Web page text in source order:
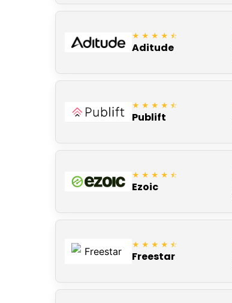
★★★★⯪
Aditude
★★★★⯪
Publift
★★★★⯪
Ezoic
★★★★⯪
Freestar